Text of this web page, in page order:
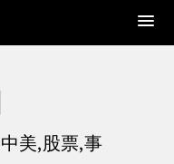
美,股票,事